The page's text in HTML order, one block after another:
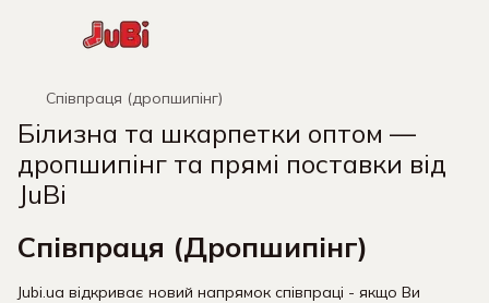
Співпраця (дропшипінг)
Білизна та шкарпетки оптом —
дропшипінг та прямі поставки від
JuBi
Співпраця (Дропшипінг)
Jubi.ua відкриває новий напрямок співпраці - якщо Ви